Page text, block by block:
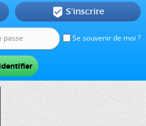
Se souvenir de moi ?
 S'inscrire